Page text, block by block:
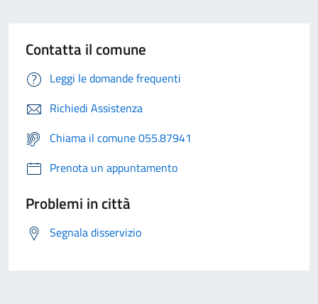
Contatta il comune
Leggi le domande frequenti
Richiedi Assistenza
Chiama il comune 055.87941
Prenota un appuntamento
Problemi in città
Segnala disservizio